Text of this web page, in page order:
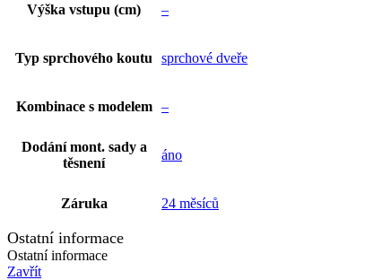
Výška vstupu (cm) –
Typ sprchového koutu sprchové dveře
Kombinace s modelem –
Dodání mont. sady a
těsnení
áno
Záruka 24 měsíců
Ostatní informace
Ostatní informace
Zavřít